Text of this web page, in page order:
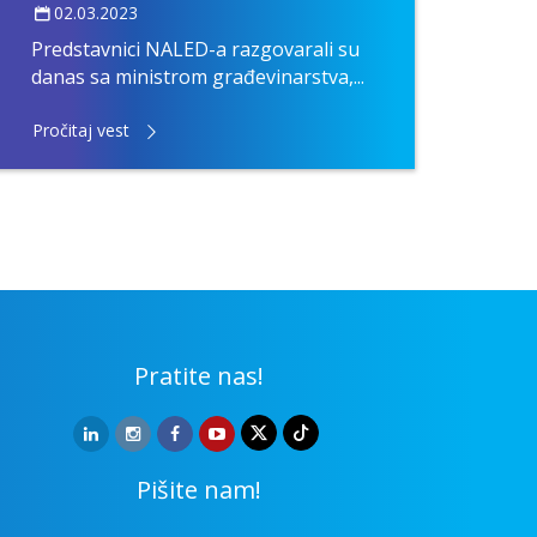
02.03.2023
Predstavnici NALED-a razgovarali su
danas sa ministrom građevinarstva,...
Pročitaj vest
Pratite nas!
Pišite nam!